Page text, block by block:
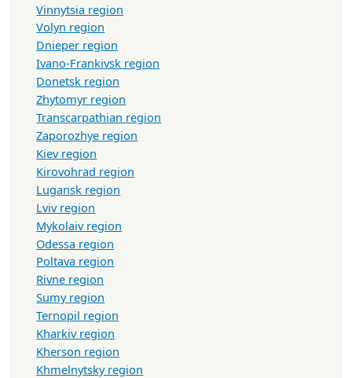
Vinnytsia region
Volyn region
Dnieper region
Ivano-Frankivsk region
Donetsk region
Zhytomyr region
Transcarpathian region
Zaporozhye region
Kiev region
Kirovohrad region
Lugansk region
Lviv region
Mykolaiv region
Odessa region
Poltava region
Rivne region
Sumy region
Ternopil region
Kharkiv region
Kherson region
Khmelnytsky region